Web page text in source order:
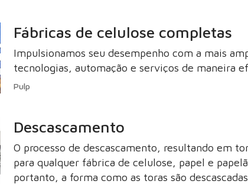
Fábricas de celulose completas
Impulsionamos seu desempenho com a mais
tecnologias, automação e serviços de maneira
Pulp
Descascamento
O processo de descascamento, resultando em
para qualquer fábrica de celulose, papel e
portanto, a forma como as toras são